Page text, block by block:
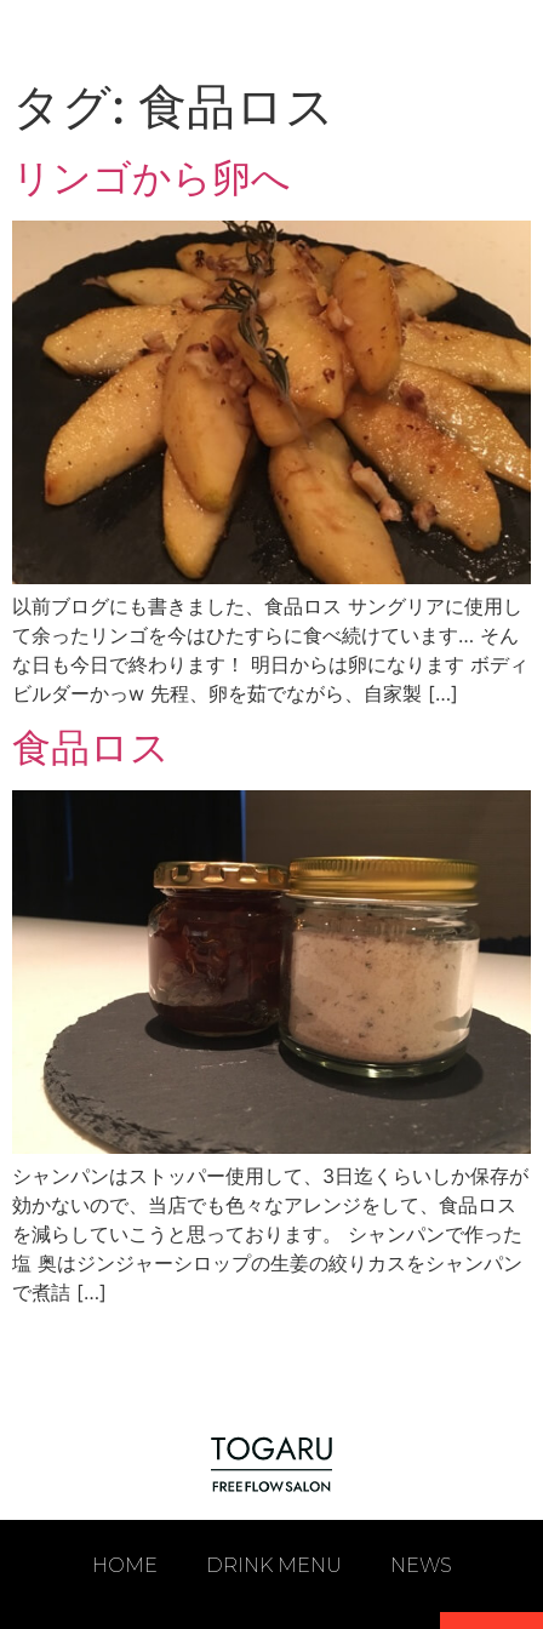
タグ: 食品ロス
リンゴから卵へ
以前ブログにも書きました、食品ロス サングリアに使用し
て余ったリンゴを今はひたすらに食べ続けています… そん
な日も今日で終わります！ 明日からは卵になります ボディ
ビルダーかっw 先程、卵を茹でながら、自家製 […]
食品ロス
シャンパンはストッパー使用して、3日迄くらいしか保存が
効かないので、当店でも色々なアレンジをして、食品ロス
を減らしていこうと思っております。 シャンパンで作った
塩 奥はジンジャーシロップの生姜の絞りカスをシャンパン
で煮詰 […]
HOME DRINK MENU NEWS